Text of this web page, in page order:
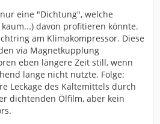
eine "Dichtung", welche
davon profitieren könnte.
am Klimakompressor. Diese
via Magnetkupplung
eben längere Zeit still, wenn
lange nicht nutzte. Folge:
Leckage des Kältemittels durch
dichtenden Ölfilm, aber kein